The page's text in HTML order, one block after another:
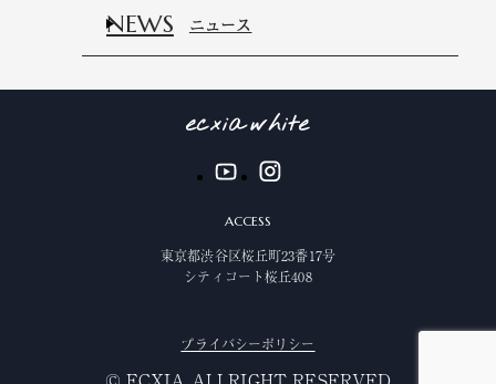
NEWS ニュース
ACCESS
東京都渋谷区桜丘町23番17号
シティコート桜丘408
プライバシーポリシー